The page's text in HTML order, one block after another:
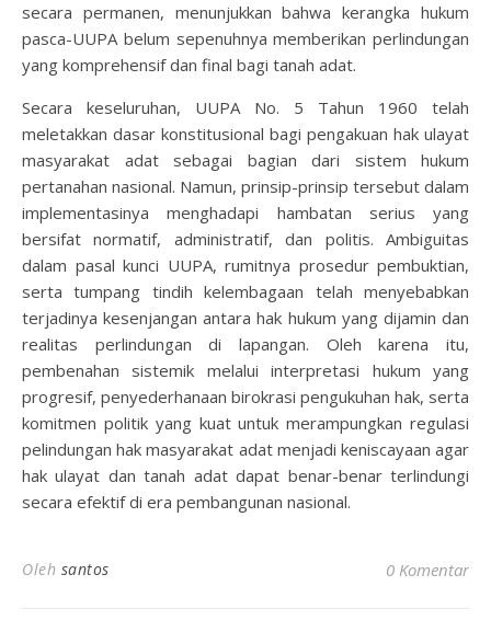
secara permanen, menunjukkan bahwa kerangka hukum
pasca-UUPA belum sepenuhnya memberikan perlindungan
yang komprehensif dan final bagi tanah adat.
Secara keseluruhan, UUPA No. 5 Tahun 1960 telah
meletakkan dasar konstitusional bagi pengakuan hak ulayat
masyarakat adat sebagai bagian dari sistem hukum
pertanahan nasional. Namun, prinsip-prinsip tersebut dalam
implementasinya menghadapi hambatan serius yang
bersifat normatif, administratif, dan politis. Ambiguitas
dalam pasal kunci UUPA, rumitnya prosedur pembuktian,
serta tumpang tindih kelembagaan telah menyebabkan
terjadinya kesenjangan antara hak hukum yang dijamin dan
realitas perlindungan di lapangan. Oleh karena itu,
pembenahan sistemik melalui interpretasi hukum yang
progresif, penyederhanaan birokrasi pengukuhan hak, serta
komitmen politik yang kuat untuk merampungkan regulasi
pelindungan hak masyarakat adat menjadi keniscayaan agar
hak ulayat dan tanah adat dapat benar-benar terlindungi
secara efektif di era pembangunan nasional.
Oleh santos 0 Komentar